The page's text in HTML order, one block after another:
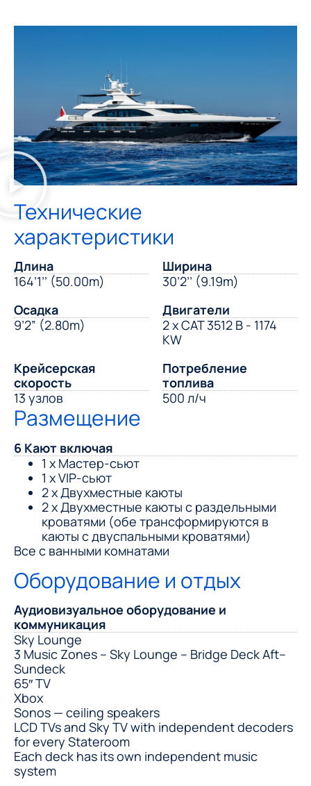
Технические
характеристики
Длина
164’1’’ (50.00m)
Ширина
30’2’’ (9.19m)
Осадка
9’2” (2.80m)
Двигатели
2 x CAT 3512 B - 1174
KW
Крейсерская
скорость
13 узлов
Потребление
топлива
500 л/ч
Размещение
6 Кают включая
1 x Мастер-сьют
1 x VIP-сьют
2 x Двухместные каюты
2 x Двухместные каюты с раздельными
кроватями (обе трансформируются в
каюты с двуспальными кроватями)
Все c ванными комнатами
Оборудование и отдых
Аудиовизуальное оборудование и
коммуникация
Sky Lounge
3 Music Zones – Sky Lounge – Bridge Deck Aft–
Sundeck
65″ TV
Xbox
Sonos — ceiling speakers
LCD TVs and Sky TV with independent decoders
for every Stateroom
Each deck has its own independent music
system